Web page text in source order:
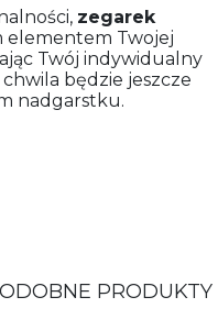
zegarek
elementem Twojej
Twój indywidualny
będzie jeszcze
nadgarstku.
PRODUKTY